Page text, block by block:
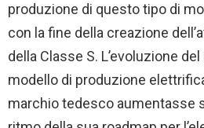
produzione di questo tipo di
con la fine della creazione
della Classe S. L’evoluzione
modello di produzione
marchio tedesco aumentasse